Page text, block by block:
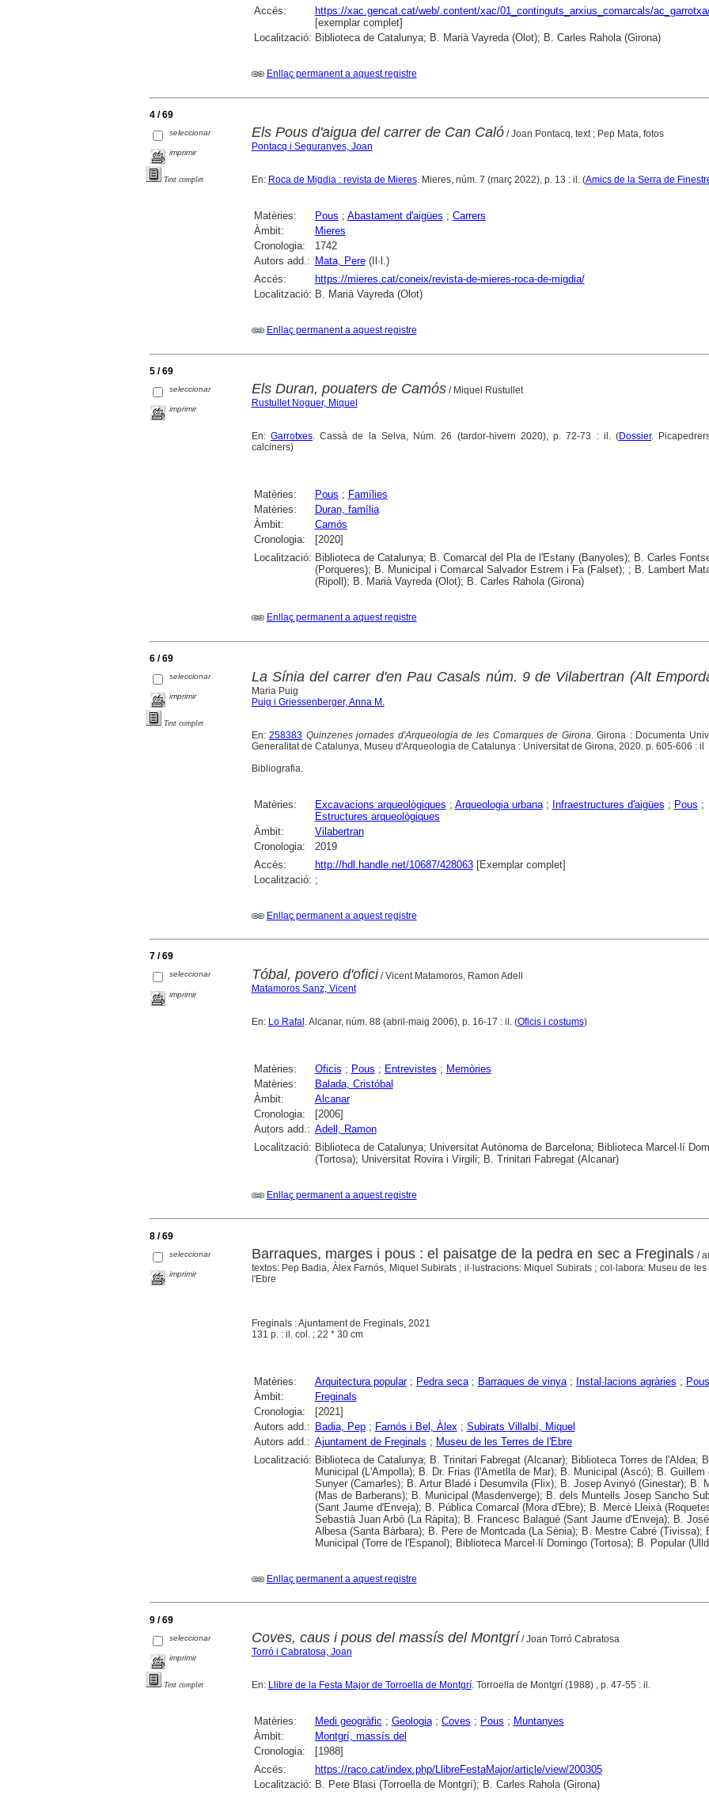
Accés:
https://xac.gencat.cat/web/.content/xac/01_continguts_arxius_comarcals/
[exemplar complet]
Localització: Biblioteca de Catalunya; B. Marià Vayreda (Olot); B. Carles Rahola (Girona)
Enllaç permanent a aquest registre
4 / 69
seleccionar
imprimir
Text complet
Els Pous d'aigua del carrer de Can Caló/ Joan Pontacq, text ; Pep Mata, fotos
Pontacq i Seguranyes, Joan
En: Roca de Migdia : revista de Mieres. Mieres, núm. 7 (març 2022), p. 13 : il. (Amics de la Serra de
Matèries: Pous ; Abastament d'aigües ; Carrers
Àmbit:
Mieres
Cronologia:
1742
Autors add.: Mata, Pere(Il·l.)
Accés:
https://mieres.cat/coneix/revista-de-mieres-roca-de-migdia/
Localització: B. Marià Vayreda (Olot)
Enllaç permanent a aquest registre
5 / 69
seleccionar
imprimir
Els Duran, pouaters de Camós/ Miquel Rustullet
Rustullet Noguer, Miquel
En: Garrotxes. Cassà de la Selva, Núm. 26 (tardor-hivern 2020), p. 72-73 : il. (Dossier.
calciners)
Matèries: Pous ; Famílies
Matèries:
Duran, família
Àmbit:
Camós
Cronologia:
[2020]
Localització: Biblioteca de Catalunya; B. Comarcal del Pla de l'Estany (Banyoles); B. Carles
(Porqueres); B. Municipal i Comarcal Salvador Estrem i Fa (Falset); ; B. Lambert
(Ripoll); B. Marià Vayreda (Olot); B. Carles Rahola (Girona)
Enllaç permanent a aquest registre
6 / 69
seleccionar
imprimir
Text complet
La Sínia del carrer d'en Pau Casals núm. 9 de Vilabertran (Alt
Maria Puig
Puig i Griessenberger, Anna M.
En:258383 Quinzenes jornades d'Arqueologia de les Comarques de Girona . Girona : Documenta
Generalitat de Catalunya, Museu d'Arqueologia de Catalunya : Universitat de Girona, 2020. p. 605-606 : il
Bibliografia.
Matèries: Excavacions arqueològiques ; Arqueologia urbana; Infraestructures d'aigües ; Pous ;
Estructures arqueològiques
Àmbit:
Vilabertran
Cronologia:
2019
Accés:
http://hdl.handle.net/10687/428063[Exemplar complet]
Localització: ;
Enllaç permanent a aquest registre
7 / 69
seleccionar
imprimir
Tóbal, povero d'ofici/ Vicent Matamoros, Ramon Adell
Matamoros Sanz, Vicent
En: Lo Rafal . Alcanar, núm. 88 (abril-maig 2006), p. 16-17 : il. (Oficis i costums)
Matèries: Oficis ; Pous ; Entrevistes ; Memòries
Matèries:
Balada, Cristóbal
Àmbit:
Alcanar
Cronologia:
[2006]
Autors add.: Adell, Ramon
Localització: Biblioteca de Catalunya; Universitat Autònoma de Barcelona; Biblioteca Marcel·lí
(Tortosa); Universitat Rovira i Virgili; B. Trinitari Fabregat (Alcanar)
Enllaç permanent a aquest registre
8 / 69
seleccionar
imprimir
Barraques, marges i pous : el paisatge de la pedra en sec a Freginals /
textos: Pep Badia, Àlex Farnós, Miquel Subirats ; il·lustracions: Miquel Subirats ; col·labora: Museu de les
l'Ebre
Freginals : Ajuntament de Freginals, 2021
131 p. : il. col. ; 22 * 30 cm
Matèries: Arquitectura popular; Pedra seca; Barraques de vinya; Instal·lacions agràries ; Pous
Àmbit:
Freginals
Cronologia:
[2021]
Autors add.: Badia, Pep; Farnós i Bel, Àlex ; Subirats Villalbí, Miquel
Autors add.: Ajuntament de Freginals ; Museu de les Terres de l'Ebre
Localització: Biblioteca de Catalunya; B. Trinitari Fabregat (Alcanar); Biblioteca Torres de l'Aldea;
Municipal (L'Ampolla); B. Dr. Frias (l'Ametlla de Mar); B. Municipal (Ascó); B. Guillem
Sunyer (Camarles); B. Artur Bladé i Desumvila (Flix); B. Josep Avinyó (Ginestar); B.
(Mas de Barberans); B. Municipal (Masdenverge); B. dels Muntells Josep Sancho
(Sant Jaume d'Enveja); B. Pública Comarcal (Mora d'Ebre); B. Mercè Lleixà
Sebastià Juan Arbó (La Ràpita); B. Francesc Balagué (Sant Jaume d'Enveja); B.
Albesa (Santa Bàrbara); B. Pere de Montcada (La Sènia); B. Mestre Cabré (Tivissa);
Municipal (Torre de l'Espanol); Biblioteca Marcel·lí Domingo (Tortosa); B. Popular
Enllaç permanent a aquest registre
9 / 69
seleccionar
imprimir
Text complet
Coves, caus i pous del massís del Montgrí / Joan Torró Cabratosa
Torró i Cabratosa, Joan
En: Llibre de la Festa Major de Torroella de Montgrí. Torroella de Montgrí (1988) , p. 47-55 : il.
Matèries: Medi geogràfic ; Geologia; Coves ; Pous ; Muntanyes
Àmbit:
Montgrí, massís del
Cronologia:
[1988]
Accés:
https://raco.cat/index.php/LlibreFestaMajor/article/view/200305
Localització: B. Pere Blasi (Torroella de Montgrí); B. Carles Rahola (Girona)